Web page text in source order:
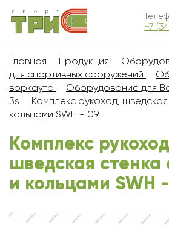
+7
Главная Продукция
для спортивных сооружений
воркаута
Оборудование для
3s
Комплекс рукоход,
кольцами SWH - 09
Комплекс
шведская стенка
и кольцами SWH